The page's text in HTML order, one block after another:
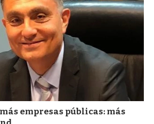
empresas públicas: más